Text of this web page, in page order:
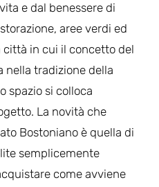
e dal benessere di
aree verdi ed
città in cui il concetto del
nella tradizione della
spazio si colloca
La novità che
Bostoniano è quella di
semplicemente
come avviene